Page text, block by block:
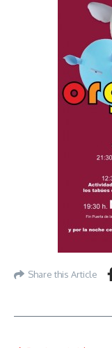
Share this Article